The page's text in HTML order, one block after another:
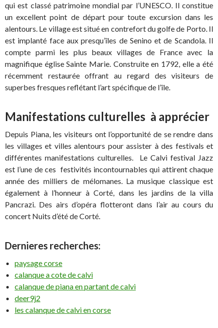
qui est classé patrimoine mondial par l’UNESCO. Il constitue
un excellent point de départ pour toute excursion dans les
alentours. Le village est situé en contrefort du golfe de Porto. Il
est implanté face aux presqu’îles de Senino et de Scandola. Il
compte parmi les plus beaux villages de France avec la
magnifique église Sainte Marie. Construite en 1792, elle a été
récemment restaurée offrant au regard des visiteurs de
superbes fresques reflétant l’art spécifique de l’île.
Manifestations culturelles à apprécier
Depuis Piana, les visiteurs ont l’opportunité de se rendre dans
les villages et villes alentours pour assister à des festivals et
différentes manifestations culturelles. Le Calvi festival Jazz
est l’une de ces festivités incontournables qui attirent chaque
année des milliers de mélomanes. La musique classique est
également à l’honneur à Corté, dans les jardins de la villa
Pancrazi. Des airs d’opéra flotteront dans l’air au cours du
concert Nuits d’été de Corté.
Dernieres recherches:
paysage corse
calanque a cote de calvi
calanque de piana en partant de calvi
deer9j2
les calanque de calvi en corse